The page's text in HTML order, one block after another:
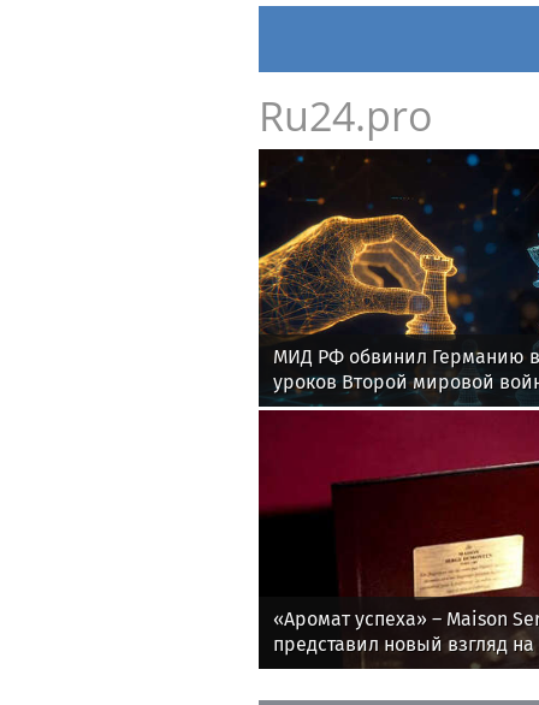
Ru24.pro
МИД РФ обвинил Германию
уроков Второй мировой
«Аромат успеха» – Maison
представил новый взгляд
французскую парфюмерию